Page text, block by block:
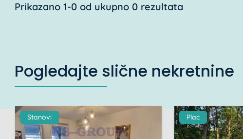
Prikazano 1-0 od ukupno 0 rezultata
Pogledajte slične nekretnine
Stanovi Plac